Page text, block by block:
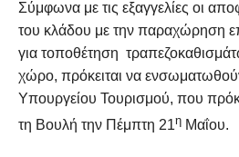
Σύμφωνα με τις εξαγγελίες οι
του κλάδου με την παραχώρηση
για τοποθέτηση
χώρο, πρόκειται να
Υπουργείου Τουρισμού, που
τη Βουλή την Πέμπτη 21ηΜαΐου.